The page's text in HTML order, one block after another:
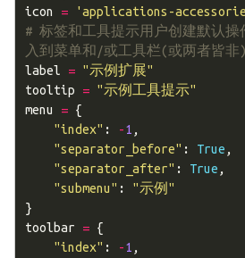
icon
=
'applications-
# 标签和工具提示用户创建默认操
入到菜单和/或工具栏(或两者皆非)
label
= "示例扩展"
tooltip
= "示例工具提示"
menu
= {
"index" : -1 ,
"separator_before" : True ,
"separator_after" : True ,
"submenu" :
"示例"
}
toolbar
= {
"index" : -1 ,